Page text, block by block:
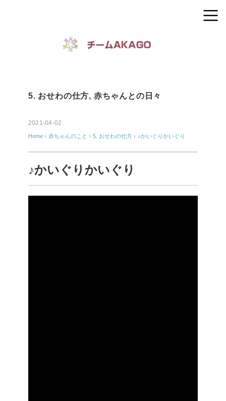
5. おせわの仕方, 赤ちゃんとの日々
2021-04-02
Home › 赤ちゃんのこと › 5. おせわの仕方 › ♪かいぐりかいぐり
♪かいぐりかいぐり